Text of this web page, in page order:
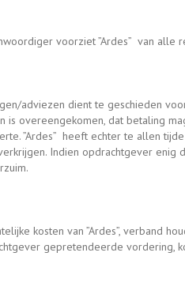
voorziet ”Ardes” van
adviezen dient te geschieden
is overeengekomen, dat betaling
”Ardes” heeft echter te allen
Indien opdrachtgever
kosten van ”Ardes”, verband
gepretendeerde vordering,